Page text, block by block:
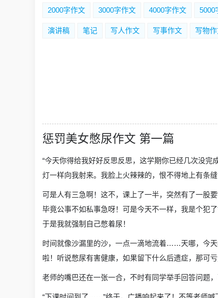
2000字作文 3000字作文 4000字作文 5000
演讲稿 笔记 写人作文 写事作文 写物
惩罚美女憋尿作文 第一篇
“今天你得给我好好反思反思，这学期你已经几次没
灯一样向我射来。我脸上火辣辣的，恨不得地上有条
可是人有三急啊！这不，课上了一半，突然有了一股
毕竟公事不如私事急呀！可是今天不一样，我是个犯
于是我就强制自己憋着尿！
时间就像沙漏里的沙，一点一滴地流着……天哪，今
啦！听说憋尿有害健康，如果留下什么后遗症，那可
老师的嘴巴还在一张一合，不时有同学举手回答问题